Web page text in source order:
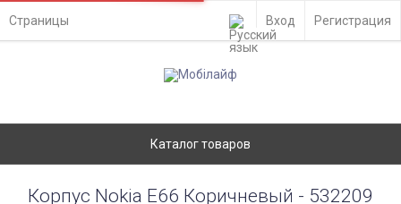
Страницы Вход Регистрация
Каталог товаров
Корпус Nokia E66 Коричневый - 532209